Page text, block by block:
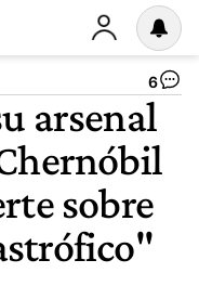
6
arsenal
sobre